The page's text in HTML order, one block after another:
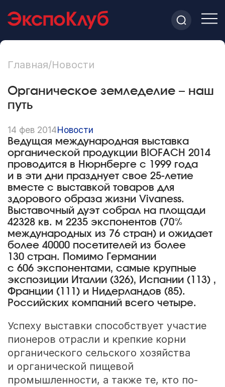
Главная/Новости
Органическое земледелие – наш
путь
14 фев 2014Новости
Ведущая международная выставка
органической продукции BIOFACH 2014
проводится в Нюрнберге с 1999 года
и в эти дни празднует свое 25-летие
вместе с выставкой товаров для
здорового образа жизни Vivaness.
Выставочный дуэт собрал на площади
42328 кв. м 2235 экспонентов (70%
международных из 76 стран) и ожидает
более 40000 посетителей из более
130 стран. Помимо Германии
с 606 экспонентами, самые крупные
экспозиции Италии (326), Испании (113) ,
Франции (111) и Нидерландов (85).
Российских компаний всего четыре.
Успеху выставки способствует участие
пионеров отрасли и крепкие корни
органического сельского хозяйства
и органической пищевой
промышленности, а также те, кто по-